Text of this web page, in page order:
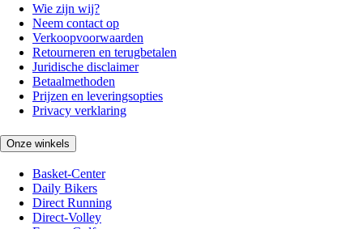
Wie zijn wij?
Neem contact op
Verkoopvoorwaarden
Retourneren en terugbetalen
Juridische disclaimer
Betaalmethoden
Prijzen en leveringsopties
Privacy verklaring
Onze winkels
Basket-Center
Daily Bikers
Direct Running
Direct-Volley